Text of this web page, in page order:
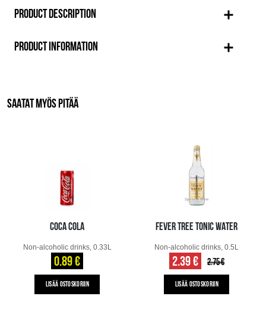
PRODUCT DESCRIPTION
PRODUCT INFORMATION
SAATAT MYÖS PITÄÄ
COCA COLA
Non-alcoholic drinks, 0.33L
0.89 €
LISÄÄ OSTOSKORIIN
FEVER TREE TONIC WATER
Non-alcoholic drinks, 0.5L
2.39 € 2.75 €
LISÄÄ OSTOSKORIIN